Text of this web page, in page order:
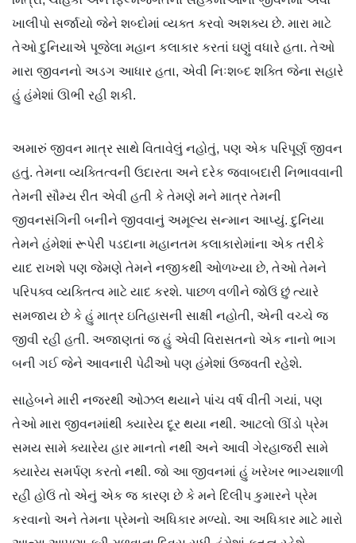
ખાલીપો સર્જાયો જેને શબ્દોમાં વ્યક્ત કરવો અશક્ય છે. મારા માટે
તેઓ દુનિયાએ પૂજેલા મહાન કલાકાર કરતાં ઘણું વધારે હતા. તેઓ
મારા જીવનનો અડગ આધાર હતા, એવી નિઃશબ્દ શક્તિ જેના સહારે
હું હંમેશાં ઊભી રહી શકી.
અમારું જીવન માત્ર સાથે વિતાવેલું નહોતું, પણ એક પરિપૂર્ણ જીવન
હતું. તેમના વ્યક્તિત્વની ઉદારતા અને દરેક જવાબદારી નિભાવવાની
તેમની સૌમ્ય રીત એવી હતી કે તેમણે મને માત્ર તેમની
જીવનસંગિની બનીને જીવવાનું અમૂલ્ય સન્માન આપ્યું. દુનિયા
તેમને હંમેશાં રૂપેરી પડદાના મહાનતમ કલાકારોમાંના એક તરીકે
યાદ રાખશે પણ જેમણે તેમને નજીકથી ઓળખ્યા છે, તેઓ તેમને
પરિપક્વ વ્યક્તિત્વ માટે યાદ કરશે. પાછળ વળીને જોઉં છું ત્યારે
સમજાય છે કે હું માત્ર ઇતિહાસની સાક્ષી નહોતી, એની વચ્ચે જ
જીવી રહી હતી. અજાણતાં જ હું એવી વિરાસતનો એક નાનો ભાગ
બની ગઈ જેને આવનારી પેઢીઓ પણ હંમેશાં ઉજવતી રહેશે.
સાહેબને મારી નજરથી ઓઝલ થયાને પાંચ વર્ષ વીતી ગયાં, પણ
તેઓ મારા જીવનમાંથી ક્યારેય દૂર થયા નથી. આટલો ઊંડો પ્રેમ
સમય સામે ક્યારેય હાર માનતો નથી અને આવી ગેરહાજરી સામે
ક્યારેય સમર્પણ કરતો નથી. જો આ જીવનમાં હું ખરેખર ભાગ્યશાળી
રહી હોઉં તો એનું એક જ કારણ છે કે મને દિલીપ કુમારને પ્રેમ
કરવાનો અને તેમના પ્રેમનો અધિકાર મળ્યો. આ અધિકાર માટે મારો